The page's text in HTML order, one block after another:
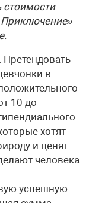
стоимости
Приключение»
в
10 до
хотят
и ценят
человека
успешную